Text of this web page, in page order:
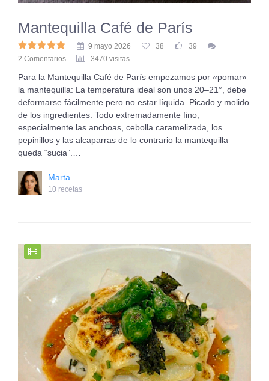
Mantequilla Café de París
9 mayo 2026 38
39
2 Comentarios
3470 visitas
Para la Mantequilla Café de París empezamos por «pomar»
la mantequilla: La temperatura ideal son unos 20–21°, debe
deformarse fácilmente pero no estar líquida. Picado y molido
de los ingredientes: Todo extremadamente fino,
especialmente las anchoas, cebolla caramelizada, los
pepinillos y las alcaparras de lo contrario la mantequilla
queda “sucia”.…
Marta
10 recetas